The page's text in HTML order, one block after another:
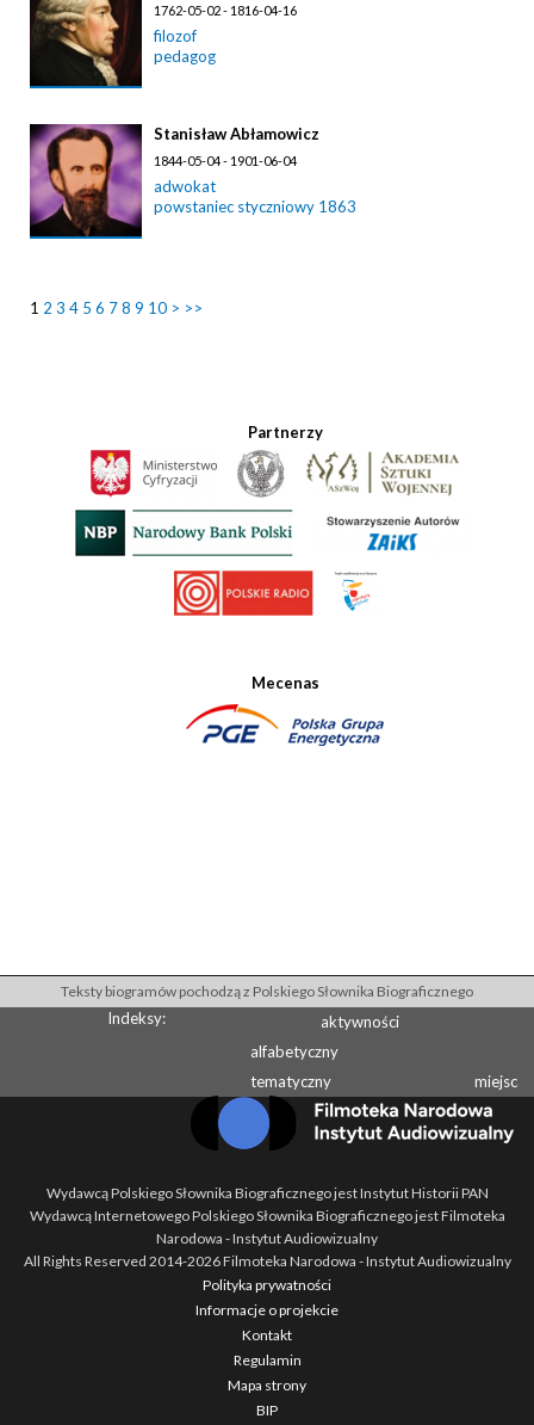
1762-05-02 - 1816-04-16
filozof
pedagog
Stanisław Abłamowicz
1844-05-04 - 1901-06-04
adwokat
powstaniec styczniowy 1863
1 2 3 4 5 6 78 9 10 > >>
Partnerzy
Mecenas
Teksty biogramów pochodzą z Polskiego Słownika Biograficznego
Indeksy:
aktywności
alfabetyczny
tematyczny
miejsc
Wydawcą Polskiego Słownika Biograficznego jest Instytut Historii PAN
Wydawcą Internetowego Polskiego Słownika Biograficznego jest Filmoteka
Narodowa - Instytut Audiowizualny
All Rights Reserved 2014-2026Filmoteka Narodowa - Instytut Audiowizualny
Polityka prywatności
Informacje o projekcie
Kontakt
Regulamin
Mapa strony
BIP